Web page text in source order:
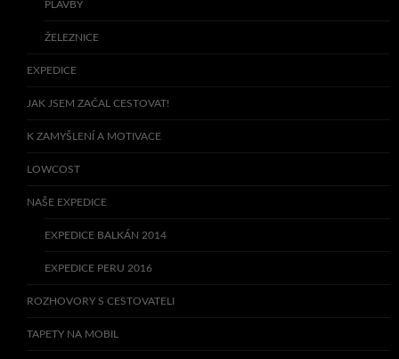
PLAVBY
ŽELEZNICE
EXPEDICE
JAK JSEM ZAČAL CESTOVAT!
K ZAMYŠLENÍ A MOTIVACE
LOWCOST
NAŠE EXPEDICE
EXPEDICE BALKÁN 2014
EXPEDICE PERU 2016
ROZHOVORY S CESTOVATELI
TAPETY NA MOBIL